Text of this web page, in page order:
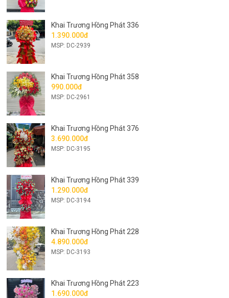
Khai Trương Hồng Phát 336
1.390.000đ
MSP: DC-2939
Khai Trương Hồng Phát 358
990.000đ
MSP: DC-2961
Khai Trương Hồng Phát 376
3.690.000đ
MSP: DC-3195
Khai Trương Hồng Phát 339
1.290.000đ
MSP: DC-3194
Khai Trương Hồng Phát 228
4.890.000đ
MSP: DC-3193
Khai Trương Hồng Phát 223
1.690.000đ